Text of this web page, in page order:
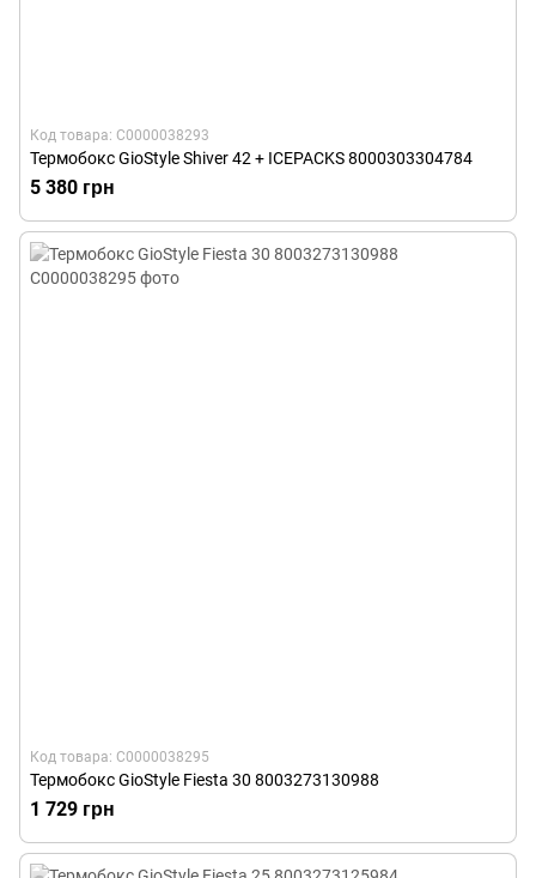
Код товара: С0000038293
Термобокс GioStyle Shiver 42 + ICEPACKS 8000303304784
5 380 грн
Код товара: С0000038295
Термобокс GioStyle Fiesta 30 8003273130988
1 729 грн